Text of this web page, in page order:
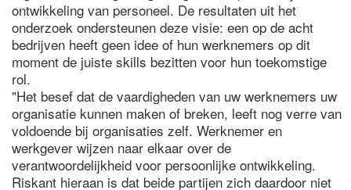
ontwikkeling van personeel. De resultaten uit het
onderzoek ondersteunen deze visie: een op de acht
bedrijven heeft geen idee of hun werknemers op dit
moment de juiste skills bezitten voor hun toekomstige
rol.
"Het besef dat de vaardigheden van uw werknemers uw
organisatie kunnen maken of breken, leeft nog verre van
voldoende bij organisaties zelf. Werknemer en
werkgever wijzen naar elkaar over de
verantwoordelijkheid voor persoonlijke ontwikkeling.
Riskant hieraan is dat beide partijen zich daardoor niet